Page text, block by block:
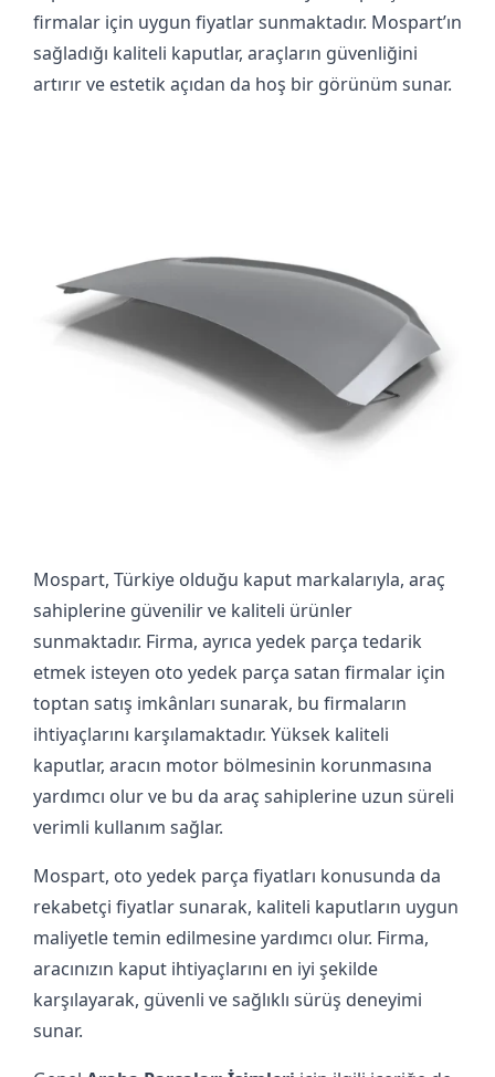
firmalar için uygun fiyatlar sunmaktadır. Mospart’ın
sağladığı kaliteli kaputlar, araçların güvenliğini
artırır ve estetik açıdan da hoş bir görünüm sunar.
Mospart, Türkiye olduğu kaput markalarıyla, araç
sahiplerine güvenilir ve kaliteli ürünler
sunmaktadır. Firma, ayrıca yedek parça tedarik
etmek isteyen oto yedek parça satan firmalar için
toptan satış imkânları sunarak, bu firmaların
ihtiyaçlarını karşılamaktadır. Yüksek kaliteli
kaputlar, aracın motor bölmesinin korunmasına
yardımcı olur ve bu da araç sahiplerine uzun süreli
verimli kullanım sağlar.
Mospart, oto yedek parça fiyatları konusunda da
rekabetçi fiyatlar sunarak, kaliteli kaputların uygun
maliyetle temin edilmesine yardımcı olur. Firma,
aracınızın kaput ihtiyaçlarını en iyi şekilde
karşılayarak, güvenli ve sağlıklı sürüş deneyimi
sunar.